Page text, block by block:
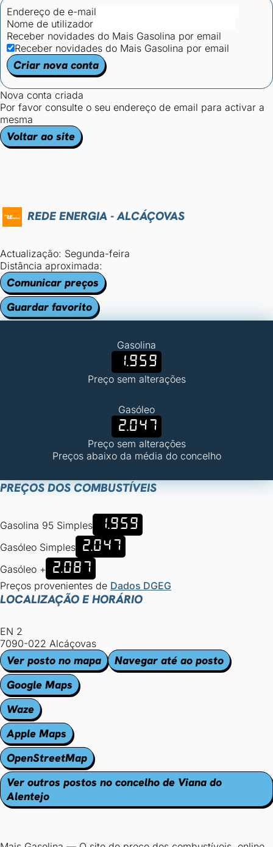
Endereço de e-mail
Nome de utilizador
Receber novidades do Mais Gasolina por email
Receber novidades do Mais Gasolina por email
Criar nova conta
Nova conta criada
Por favor consulte o seu endereço de email para activar a
mesma
Voltar ao site
REDE ENERGIA - ALCÁÇOVAS
Actualização: Segunda-feira
Distância aproximada:
Comunicar preços
Guardar favorito
Gasolina
1.959
Preço sem alterações
Gasóleo
2.047
Preço sem alterações
Preços abaixo da média do concelho
PREÇOS DOS COMBUSTÍVEIS
Gasolina 95 Simples 1.959
Gasóleo Simples 2.047
Gasóleo + 2.087
Preços provenientes de Dados DGEG
LOCALIZAÇÃO E HORÁRIO
EN 2
7090-022 Alcáçovas
Ver posto no mapa
Navegar até ao posto
Google Maps
Waze
Apple Maps
OpenStreetMap
Ver outros postos no concelho de Viana do
Alentejo